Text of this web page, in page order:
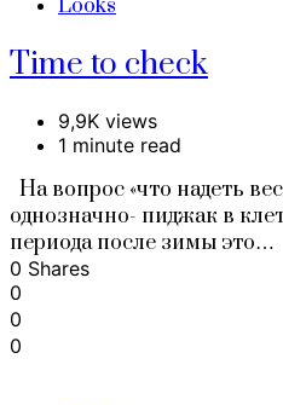
Looks
Time to check
9,9K views
1 minute read
На вопрос «что надеть
однозначно- пиджак в
периода после зимы это…
0 Shares
0
0
0